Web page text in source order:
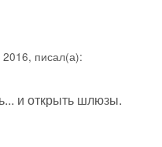
писал(а):
и открыть шлюзы.